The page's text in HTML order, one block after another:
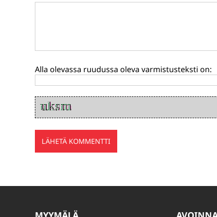
Alla olevassa ruudussa oleva varmistusteksti on: